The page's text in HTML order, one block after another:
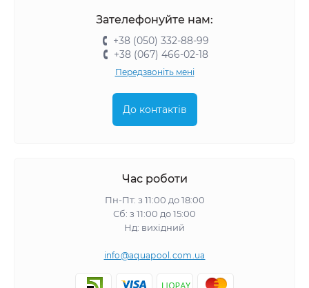
Зателефонуйте нам:
+38 (050) 332-88-99
+38 (067) 466-02-18
Передзвоніть мені
До контактів
Час роботи
Пн-Пт: з 11:00 до 18:00
Сб: з 11:00 до 15:00
Нд: вихідний
info@aquapool.com.ua